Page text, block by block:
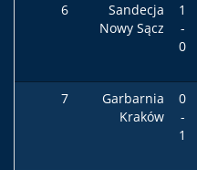
6
Sandecja
Nowy Sącz
1
-
0
7
Garbarnia
Kraków
0
-
1